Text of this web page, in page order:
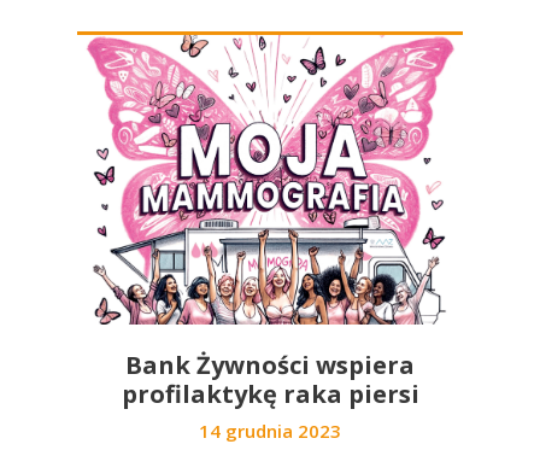
Bank Żywności wspiera
profilaktykę raka piersi
14 grudnia 2023